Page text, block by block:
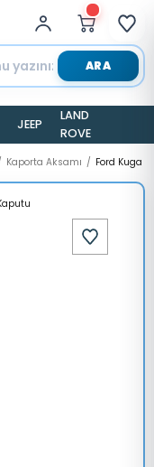
ARA
JEEP
LAND
ROVER
Kaporta Aksamı Ford Kuga